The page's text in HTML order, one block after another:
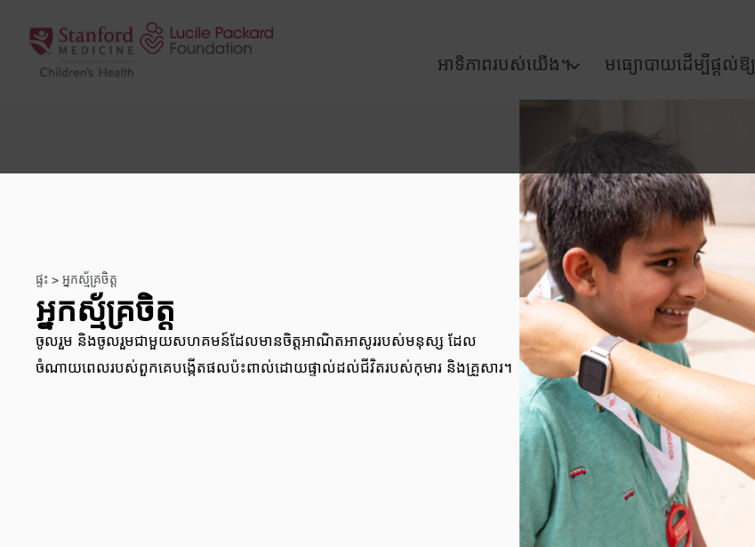
អាទិភាពរបស់យើង។ មធ្យោបាយដើម្បីផ្តល់ឱ្យ
ផ្ទះ > អ្នកស្ម័គ្រចិត្ត
អ្នកស្ម័គ្រចិត្ត
ចូលរួម និងចូលរួមជាមួយសហគមន៍ដែលមានចិត្តអាណិតអាសូររបស់មនុស្ស ដែល
ចំណាយពេលរបស់ពួកគេបង្កើតផលប៉ះពាល់ដោយផ្ទាល់ដល់ជីវិតរបស់កុមារ និងគ្រួសារ។